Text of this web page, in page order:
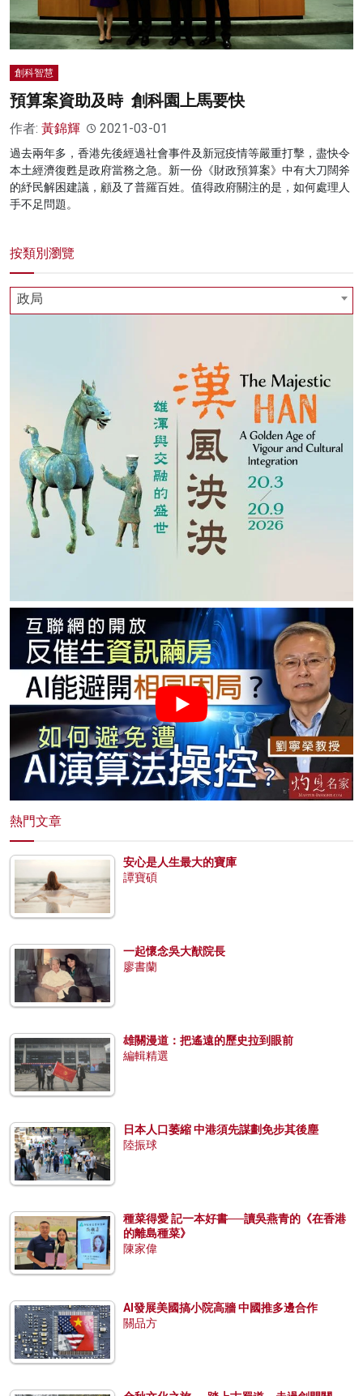
創科智慧
預算案資助及時 創科園上馬要快
作者: 黃錦輝 2021-03-01
過去兩年多，香港先後經過社會事件及新冠疫情等嚴重打擊，盡快令
本土經濟復甦是政府當務之急。新一份《財政預算案》中有大刀闊斧
的紓民解困建議，顧及了普羅百姓。值得政府關注的是，如何處理人
手不足問題。
按類別瀏覽
政局
熱門文章
安心是人生最大的寶庫
譚寶碩
一起懷念吳大猷院長
廖書蘭
雄關漫道：把遙遠的歷史拉到眼前
編輯精選
日本人口萎縮 中港須先謀劃免步其後塵
陸振球
種菜得愛 記一本好書──讀吳燕青的《在香港
的離島種菜》
陳家偉
AI發展美國搞小院高牆 中國推多邊合作
關品方